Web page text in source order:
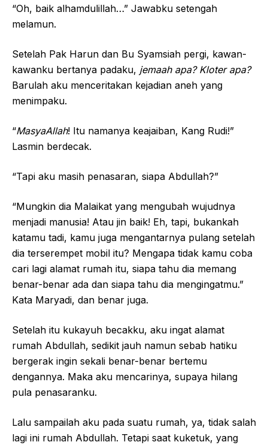
“Oh, baik alhamdulillah…” Jawabku setengah
melamun.
Setelah Pak Harun dan Bu Syamsiah pergi, kawan-
kawanku bertanya padaku, jemaah apa? Kloter apa?
Barulah aku menceritakan kejadian aneh yang
menimpaku.
“MasyaAllah! Itu namanya keajaiban, Kang Rudi!”
Lasmin berdecak.
“Tapi aku masih penasaran, siapa Abdullah?”
“Mungkin dia Malaikat yang mengubah wujudnya
menjadi manusia! Atau jin baik! Eh, tapi, bukankah
katamu tadi, kamu juga mengantarnya pulang setelah
dia terserempet mobil itu? Mengapa tidak kamu coba
cari lagi alamat rumah itu, siapa tahu dia memang
benar-benar ada dan siapa tahu dia mengingatmu.”
Kata Maryadi, dan benar juga.
Setelah itu kukayuh becakku, aku ingat alamat
rumah Abdullah, sedikit jauh namun sebab hatiku
bergerak ingin sekali benar-benar bertemu
dengannya. Maka aku mencarinya, supaya hilang
pula penasaranku.
Lalu sampailah aku pada suatu rumah, ya, tidak salah
lagi ini rumah Abdullah. Tetapi saat kuketuk, yang